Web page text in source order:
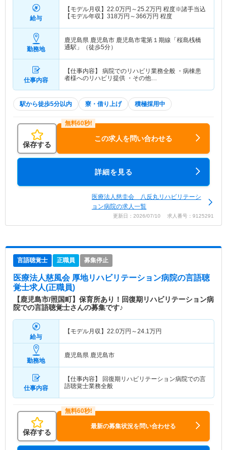
給与
【モデル月収】 22.0万円～25.2万円 程度※諸手当込
【モデル年収】 318万円～366万円 程度
勤務地
鹿児島県 鹿児島市 鹿児島市電第１期線「桜島桟橋
通駅」（徒歩5分）
仕事内容
【仕事内容】 病院でのリハビリ業務全般 ・病棟患
者様へのリハビリ提供 ・その他…
駅から徒歩5分以内 寮・借り上げ 積極採用中
保存する
この求人を問い合わせる
詳細を見る
医療法人慈圭会 八反丸リハビリテーシ
ョン病院の求人一覧
更新日：2026/07/10 求人番号：9125291
言語聴覚士 正職員 募集停止
医療法人慈風会 厚地リハビリテーション病院の言語聴
覚士求人(正職員)
【鹿児島市/照国町】保育所あり！回復期リハビリテーション病
院での言語聴覚士さんの募集です♪
給与
【モデル月収】 22.0万円～24.1万円
勤務地
鹿児島県 鹿児島市
仕事内容
【仕事内容】 回復期リハビリテーション病院での言
語聴覚士業務全般
保存する
最新の募集状況を問い合わせる